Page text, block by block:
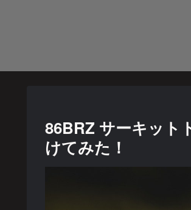
86BRZ サーキット
けてみた！